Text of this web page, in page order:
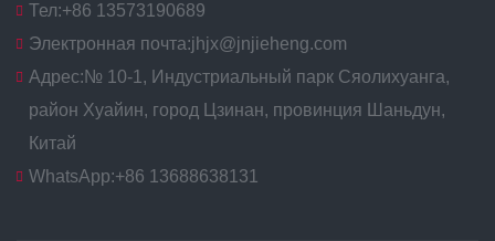
Тел:+86 13573190689
Электронная почта:jhjx@jnjieheng.com
Адрес: № 10-1, Индустриальный парк Сяолихуанга,
район Хуайин, город Цзинан, провинция Шаньдун,
Китай
WhatsApp:+86 13688638131